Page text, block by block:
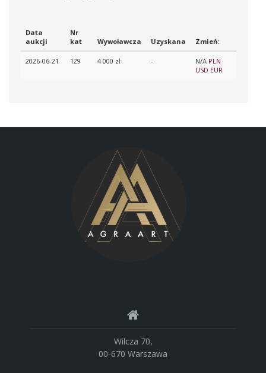
Data
aukcji
Nr
kat
Wywoławcza Uzyskana Zmień:
2026-06-21 129 4 000 zł - N/A PLN
USD EUR
Wilcza 70,
00-670 Warszawa